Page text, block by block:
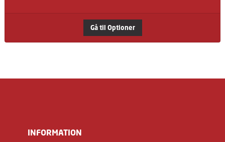
Gå til Optioner
INFORMATION